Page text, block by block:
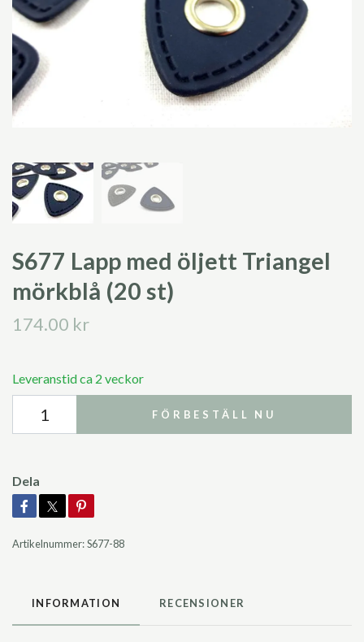
S677 Lapp med öljett Triangel
mörkblå (20 st)
174.00 kr
Leveranstid ca 2 veckor
FÖRBESTÄLL NU
Dela
Artikelnummer:S677-88
INFORMATION RECENSIONER